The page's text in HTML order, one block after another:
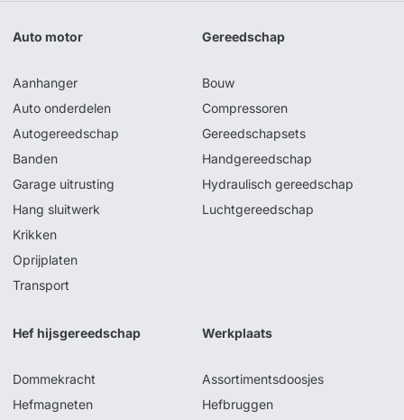
Auto motor
Aanhanger
Auto onderdelen
Autogereedschap
Banden
Garage uitrusting
Hang sluitwerk
Krikken
Oprijplaten
Transport
Gereedschap
Bouw
Compressoren
Gereedschapsets
Handgereedschap
Hydraulisch gereedschap
Luchtgereedschap
Hef hijsgereedschap
Dommekracht
Hefmagneten
Werkplaats
Assortimentsdoosjes
Hefbruggen